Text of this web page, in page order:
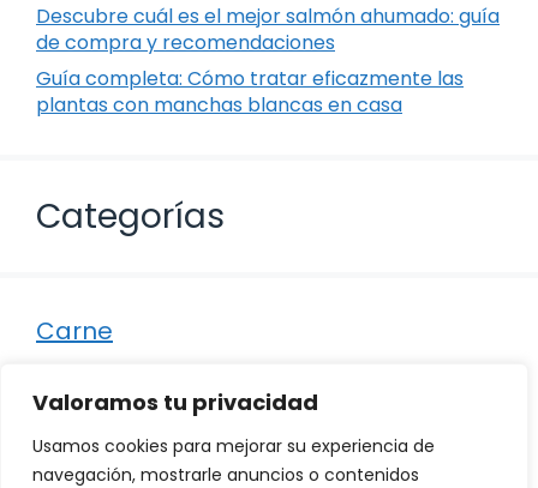
Valoramos tu privacidad
Usamos cookies para mejorar su experiencia de
navegación, mostrarle anuncios o contenidos
Descubre cuál es el mejor salmón ahumado: guía
de compra y recomendaciones
Guía completa: Cómo tratar eficazmente las
plantas con manchas blancas en casa
Categorías
Carne
Otro